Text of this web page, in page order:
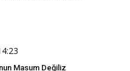
Masum Değiliz